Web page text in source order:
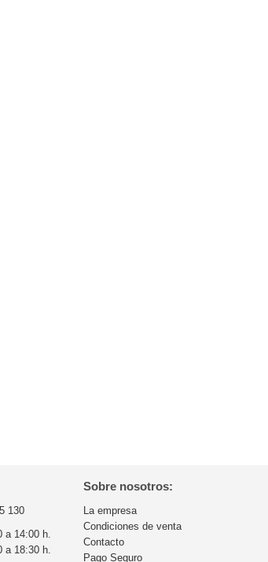
130
a 14:00 h.
a 18:30 h.
Sobre nosotros:
La empresa
Condiciones de venta
Contacto
Pago Seguro